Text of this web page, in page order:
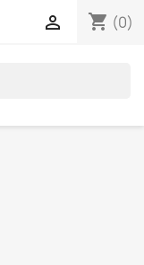
shopping_cart (0)
